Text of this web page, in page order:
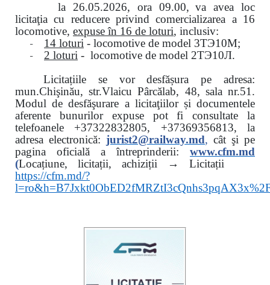
la 26.05.2026, ora 09.00, va avea loc
licitaţia cu reducere privind comercializarea a 16
locomotive, expuse în 16 de loturi, inclusiv:
- 14 loturi - locomotive de model 3ТЭ10М;
- 2 loturi - locomotive de model 2ТЭ10Л.
Licitațiile se vor desfășura pe adresa:
mun.Chişinău, str.Vlaicu Pârcălab, 48, sala nr.51.
Modul de desfăşurare a licitaţiilor și documentele
aferente bunurilor expuse pot fi consultate la
telefoanele +37322832805, +37369356813, la
adresa electronică: jurist2@railway.md, cât şi pe
pagina oficială a întreprinderii:
www.cfm.md
(Locațiune, licitații, achiziții → Licitații
https://cfm.md/?